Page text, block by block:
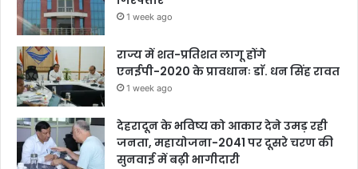
1 week ago
राज्य में शत-प्रतिशत लागू होंगे
एनईपी-2020 के प्रावधानः डाॅ. धन सिंह रावत
1 week ago
देहरादून के भविष्य को आकार देने उमड़ रही
जनता, महायोजना-2041 पर दूसरे चरण की
सुनवाई में बढ़ी भागीदारी